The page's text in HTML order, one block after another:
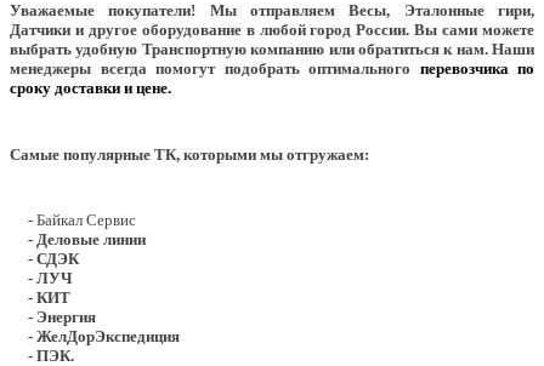
Уважаемые покупатели! Мы отправляем Весы, Эталонные гири,
Датчики и другое оборудование в любой город России. Вы сами можете
выбрать удобную Транспортную компанию или обратиться к нам. Наши
менеджеры всегда помогут подобрать оптимального перевозчика по
сроку доставки и цене.
Самые популярные ТК, которыми мы отгружаем:
- Байкал Сервис
- Деловые линии
- СДЭК
- ЛУЧ
- КИТ
- Энергия
- ЖелДорЭкспедиция
- ПЭК.